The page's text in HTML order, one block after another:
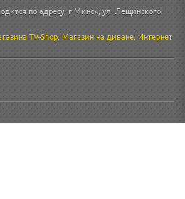
по адресу: г.Минск, ул. Лещинского
TV-Shop,Магазин на диване,Интернет